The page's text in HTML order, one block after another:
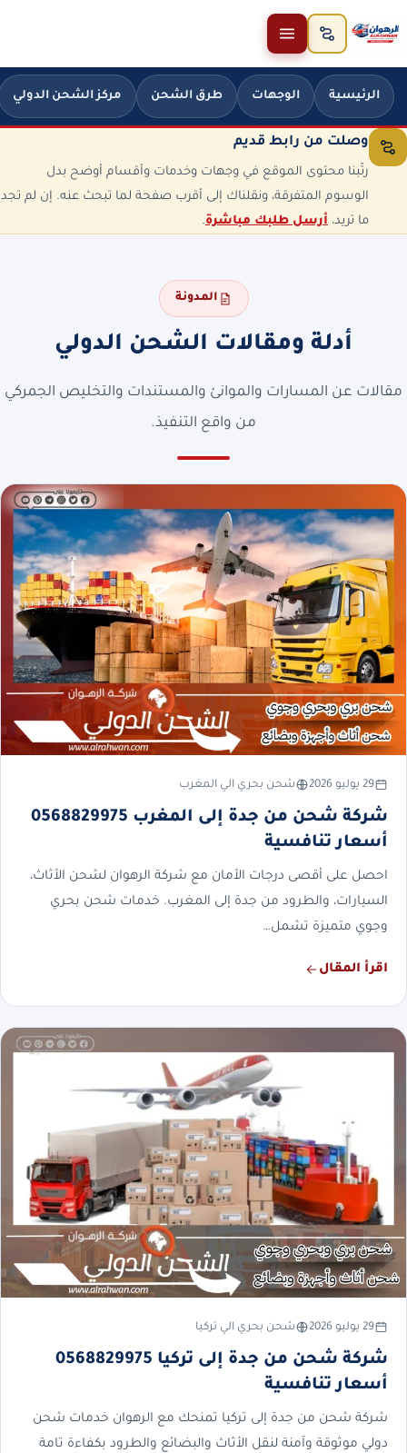
تخطَّ إلى المحتوى
الرئيسية الوجهات طرق الشحن مركز الشحن الدولي
وصلت من رابط قديم
رتّبنا محتوى الموقع في وجهات وخدمات وأقسام أوضح بدل
الوسوم المتفرقة، ونقلناك إلى أقرب صفحة لما تبحث عنه. إن لم تجد
ما تريد، أرسل طلبك مباشرة.
المدونة
أدلة ومقالات الشحن الدولي
مقالات عن المسارات والموانئ والمستندات والتخليص الجمركي
من واقع التنفيذ.
29 يوليو 2026 شحن بحري الي المغرب
شركة شحن من جدة إلى المغرب 0568829975
أسعار تنافسية
احصل على أقصى درجات الأمان مع شركة الرهوان لشحن الأثاث،
السيارات، والطرود من جدة إلى المغرب. خدمات شحن بحري
وجوي متميزة تشمل…
اقرأ المقال
29 يوليو 2026 شحن بحري الي تركيا
شركة شحن من جدة إلى تركيا 0568829975
أسعار تنافسية
شركة شحن من جدة إلى تركيا تمنحك مع الرهوان خدمات شحن
دولي موثوقة وآمنة لنقل الأثاث والبضائع والطرود بكفاءة تامة